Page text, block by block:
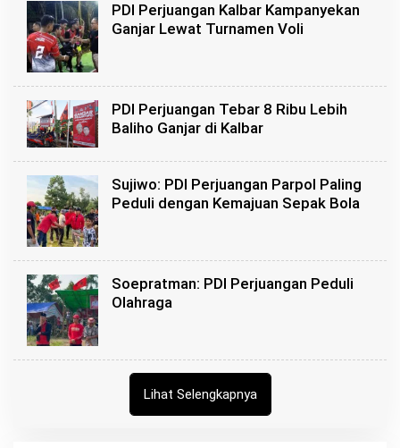
PDI Perjuangan Kalbar Kampanyekan
Ganjar Lewat Turnamen Voli
PDI Perjuangan Tebar 8 Ribu Lebih
Baliho Ganjar di Kalbar
Sujiwo: PDI Perjuangan Parpol Paling
Peduli dengan Kemajuan Sepak Bola
Soepratman: PDI Perjuangan Peduli
Olahraga
Lihat Selengkapnya